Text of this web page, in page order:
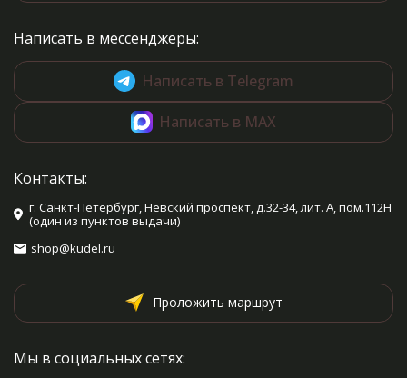
Написать в мессенджеры:
Написать в Telegram
Написать в MAX
Контакты:
г. Санкт-Петербург, Невский проспект, д.32-34, лит. А, пом.112Н
(один из пунктов выдачи)
shop@kudel.ru
Проложить маршрут
Мы в социальных сетях: